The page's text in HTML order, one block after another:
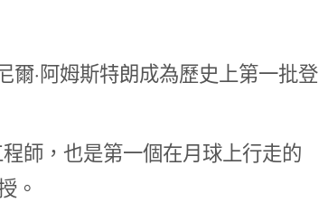
爾·阿姆斯特朗成為歷史上第一批登
師，也是第一個在月球上行走的
。